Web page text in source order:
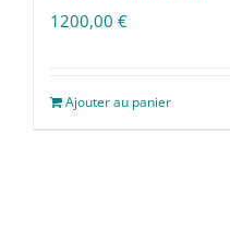
1200,00 €
Ajouter au panier